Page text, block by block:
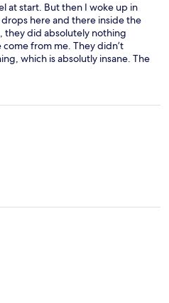
at start. But then I woke up in
here and there inside the
did absolutely nothing
from me. They didn’t
which is absolutly insane. The
the location and overall state